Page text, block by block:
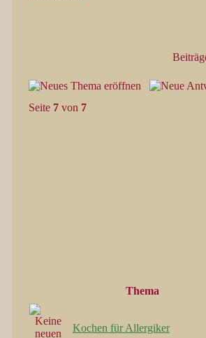
Seite 7 von 7
Thema
Kochen für Allergiker